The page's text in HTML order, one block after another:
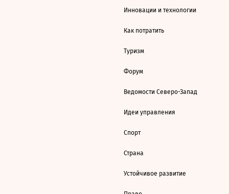
Инновации и технологии
Как потратить
Туризм
Форум
Ведомости Северо-Запад
Идеи управления
Спорт
Страна
Устойчивое развитие